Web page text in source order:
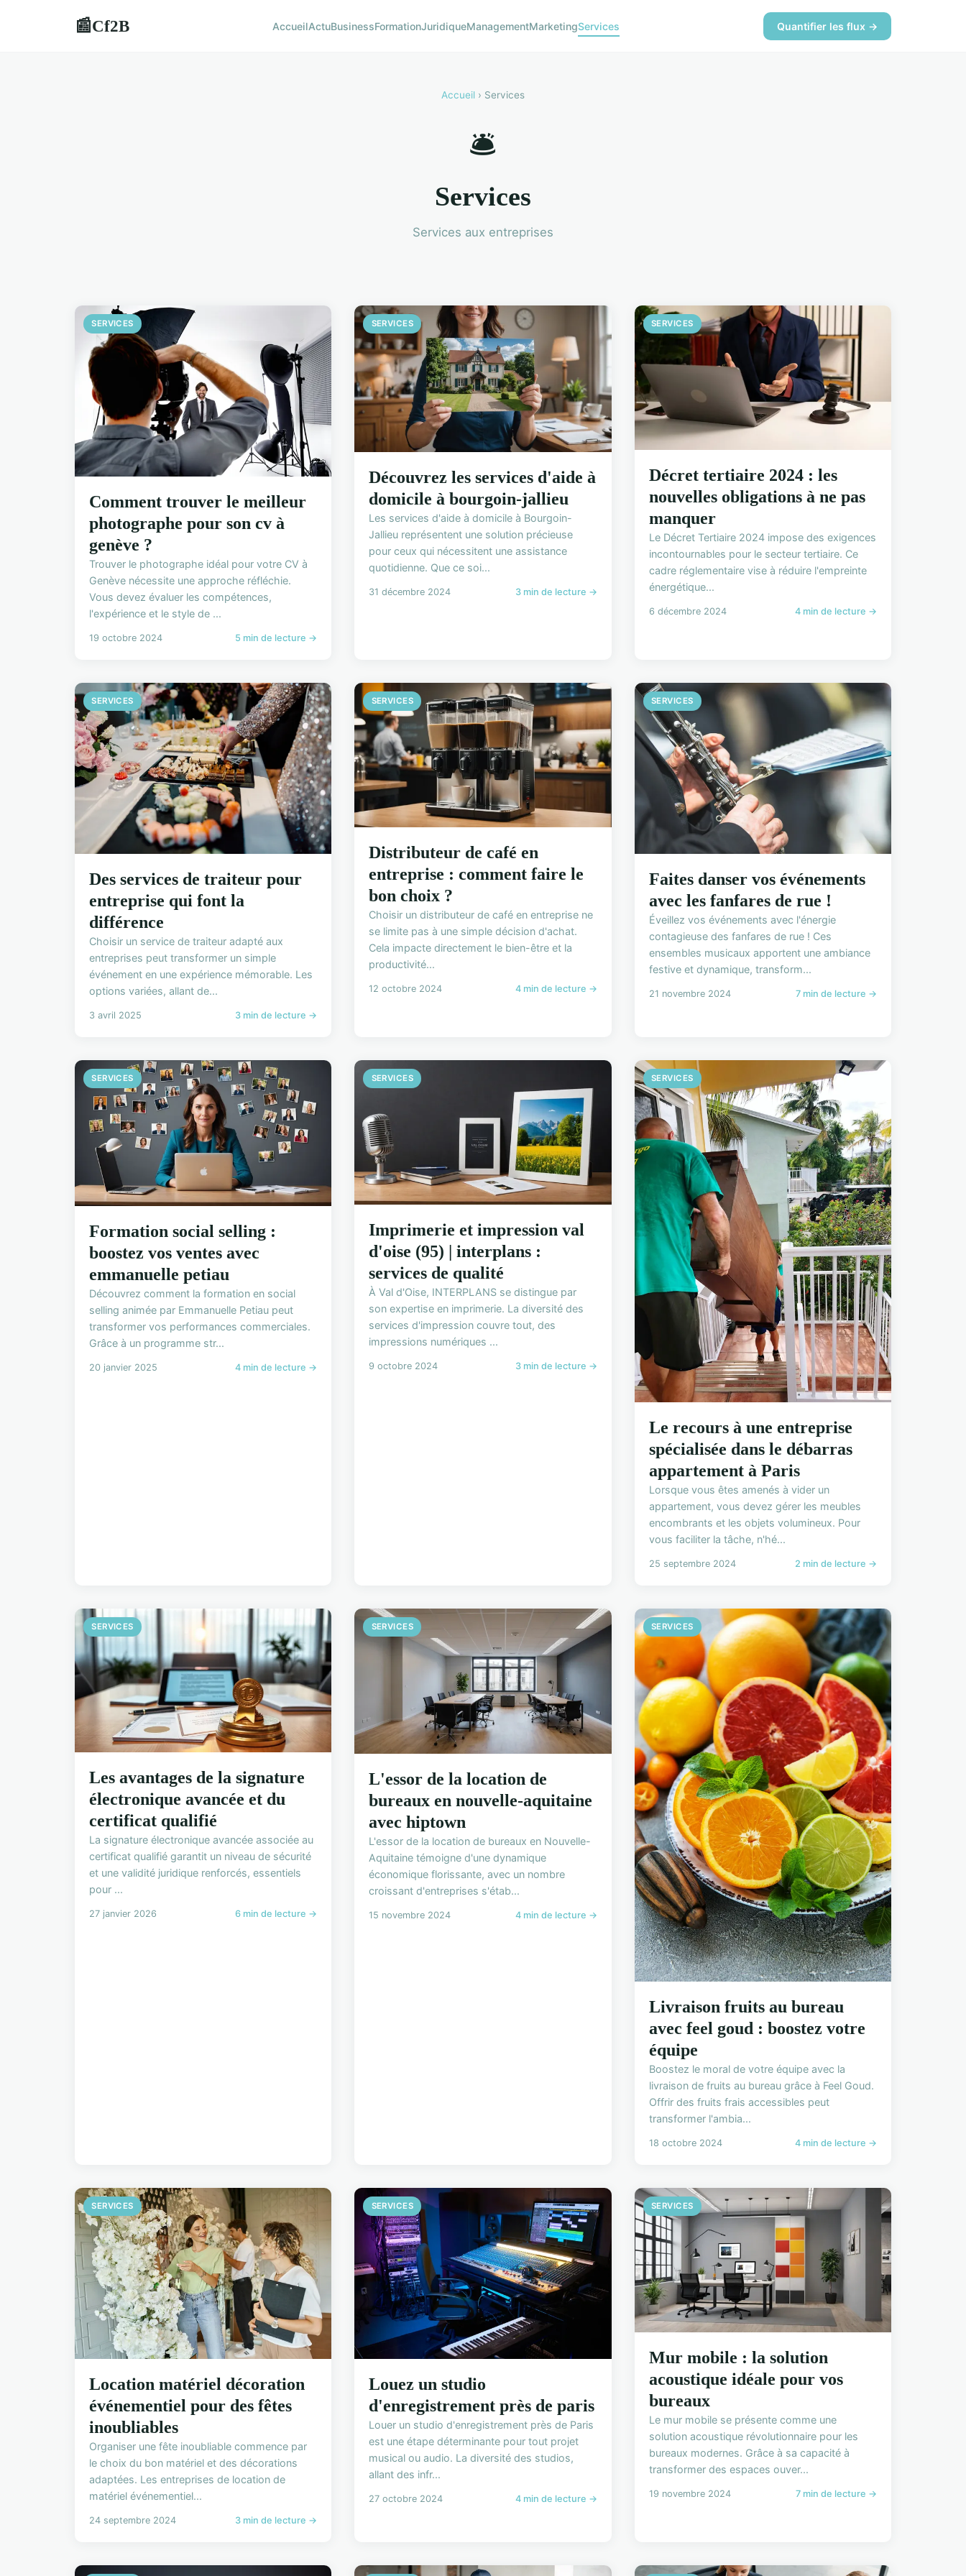
📰Cf2B AccueilActuBusinessFormationJuridiqueManagementMarketingServices Quantifier les flux →
Accueil › Services
🛎️
Services
Services aux entreprises
SERVICES
Comment trouver le meilleur
photographe pour son cv à
genève ?
Trouver le photographe idéal pour votre CV à
Genève nécessite une approche réfléchie.
Vous devez évaluer les compétences,
l'expérience et le style de ...
19 octobre 2024 5 min de lecture →
SERVICES
Découvrez les services d'aide à
domicile à bourgoin-jallieu
Les services d'aide à domicile à Bourgoin-
Jallieu représentent une solution précieuse
pour ceux qui nécessitent une assistance
quotidienne. Que ce soi...
31 décembre 2024 3 min de lecture →
SERVICES
Décret tertiaire 2024 : les
nouvelles obligations à ne pas
manquer
Le Décret Tertiaire 2024 impose des exigences
incontournables pour le secteur tertiaire. Ce
cadre réglementaire vise à réduire l'empreinte
énergétique...
6 décembre 2024 4 min de lecture →
SERVICES
Des services de traiteur pour
entreprise qui font la
différence
Choisir un service de traiteur adapté aux
entreprises peut transformer un simple
événement en une expérience mémorable. Les
options variées, allant de...
3 avril 2025 3 min de lecture →
SERVICES
Distributeur de café en
entreprise : comment faire le
bon choix ?
Choisir un distributeur de café en entreprise ne
se limite pas à une simple décision d'achat.
Cela impacte directement le bien-être et la
productivité...
12 octobre 2024 4 min de lecture →
SERVICES
Faites danser vos événements
avec les fanfares de rue !
Éveillez vos événements avec l'énergie
contagieuse des fanfares de rue ! Ces
ensembles musicaux apportent une ambiance
festive et dynamique, transform...
21 novembre 2024 7 min de lecture →
SERVICES
Formation social selling :
boostez vos ventes avec
emmanuelle petiau
Découvrez comment la formation en social
selling animée par Emmanuelle Petiau peut
transformer vos performances commerciales.
Grâce à un programme str...
20 janvier 2025 4 min de lecture →
SERVICES
Imprimerie et impression val
d'oise (95) | interplans :
services de qualité
À Val d'Oise, INTERPLANS se distingue par
son expertise en imprimerie. La diversité des
services d'impression couvre tout, des
impressions numériques ...
9 octobre 2024 3 min de lecture →
SERVICES
Le recours à une entreprise
spécialisée dans le débarras
appartement à Paris
Lorsque vous êtes amenés à vider un
appartement, vous devez gérer les meubles
encombrants et les objets volumineux. Pour
vous faciliter la tâche, n'hé...
25 septembre 2024 2 min de lecture →
SERVICES
Les avantages de la signature
électronique avancée et du
certificat qualifié
La signature électronique avancée associée au
certificat qualifié garantit un niveau de sécurité
et une validité juridique renforcés, essentiels
pour ...
27 janvier 2026 6 min de lecture →
SERVICES
L'essor de la location de
bureaux en nouvelle-aquitaine
avec hiptown
L'essor de la location de bureaux en Nouvelle-
Aquitaine témoigne d'une dynamique
économique florissante, avec un nombre
croissant d'entreprises s'étab...
15 novembre 2024 4 min de lecture →
SERVICES
Livraison fruits au bureau
avec feel goud : boostez votre
équipe
Boostez le moral de votre équipe avec la
livraison de fruits au bureau grâce à Feel Goud.
Offrir des fruits frais accessibles peut
transformer l'ambia...
18 octobre 2024 4 min de lecture →
SERVICES
Location matériel décoration
événementiel pour des fêtes
inoubliables
Organiser une fête inoubliable commence par
le choix du bon matériel et des décorations
adaptées. Les entreprises de location de
matériel événementiel...
24 septembre 2024 3 min de lecture →
SERVICES
Louez un studio
d'enregistrement près de paris
Louer un studio d'enregistrement près de Paris
est une étape déterminante pour tout projet
musical ou audio. La diversité des studios,
allant des infr...
27 octobre 2024 4 min de lecture →
SERVICES
Mur mobile : la solution
acoustique idéale pour vos
bureaux
Le mur mobile se présente comme une
solution acoustique révolutionnaire pour les
bureaux modernes. Grâce à sa capacité à
transformer des espaces ouver...
19 novembre 2024 7 min de lecture →